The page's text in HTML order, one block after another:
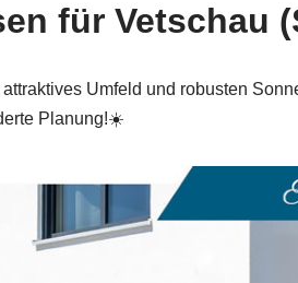
für Vetschau
Umfeld und robusten
Planung!☀️